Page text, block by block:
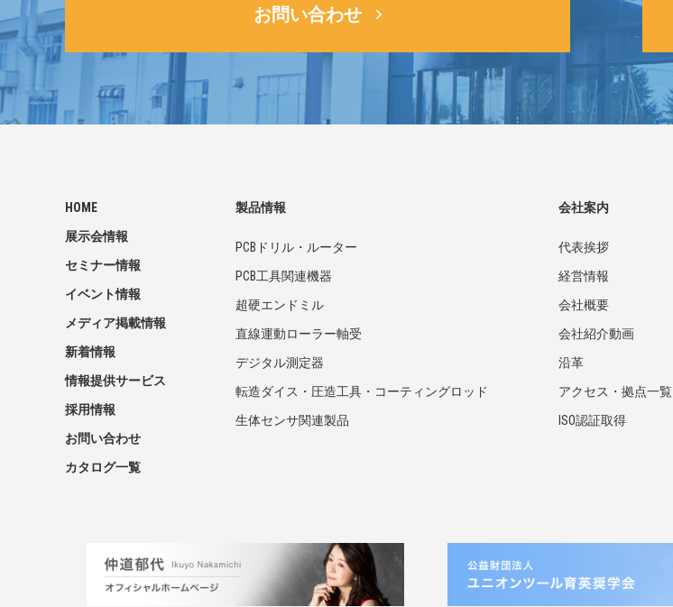
お問い合わせ
HOME
展示会情報
セミナー情報
イベント情報
メディア掲載情報
新着情報
情報提供サービス
採用情報
お問い合わせ
カタログ一覧
製品情報
PCBドリル・ルーター
PCB工具関連機器
超硬エンドミル
直線運動ローラー軸受
デジタル測定器
転造ダイス・圧造工具・コーティングロッド
生体センサ関連製品
会社案内
代表挨拶
経営情報
会社概要
会社紹介動画
沿革
アクセス・拠点一覧
ISO認証取得